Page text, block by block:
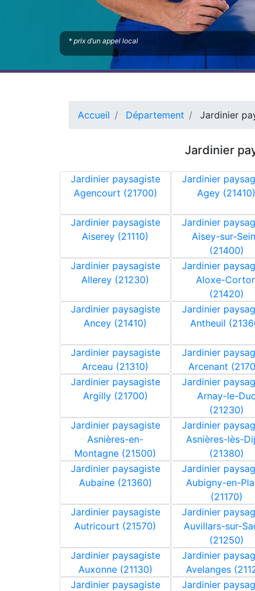
* prix d’un appel local
Accueil Département Jardinier
Jardinier
Jardinier paysagiste
Agencourt (21700)
Jardinier
Agey (21410)
Jardinier paysagiste
Aiserey (21110)
Jardinier
Aisey-sur-
(21400)
Jardinier paysagiste
Allerey (21230)
Jardinier
Aloxe-
(21420)
Jardinier paysagiste
Ancey (21410)
Jardinier
Antheuil
Jardinier paysagiste
Arceau (21310)
Jardinier
Arcenant
Jardinier paysagiste
Argilly (21700)
Jardinier
Arnay-le-Duc
(21230)
Jardinier paysagiste
Asnières-en-
Montagne (21500)
Jardinier
Asnières-lès-
(21380)
Jardinier paysagiste
Aubaine (21360)
Jardinier
Aubigny-en-
(21170)
Jardinier paysagiste
Autricourt (21570)
Jardinier
Auvillars-sur-
(21250)
Jardinier paysagiste
Auxonne (21130)
Jardinier
Avelanges
Jardinier paysagiste
Jardinier